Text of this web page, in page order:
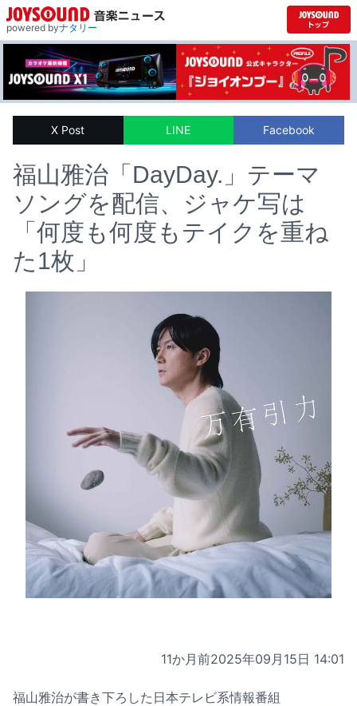
powered byナタリー
X Post LINE Facebook
福山雅治「DayDay.」テーマ
ソングを配信、ジャケ写は
「何度も何度もテイクを重ね
た1枚」
11か月前2025年09月15日 14:01
福山雅治が書き下ろした日本テレビ系情報番組